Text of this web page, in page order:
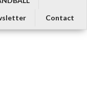
Contact